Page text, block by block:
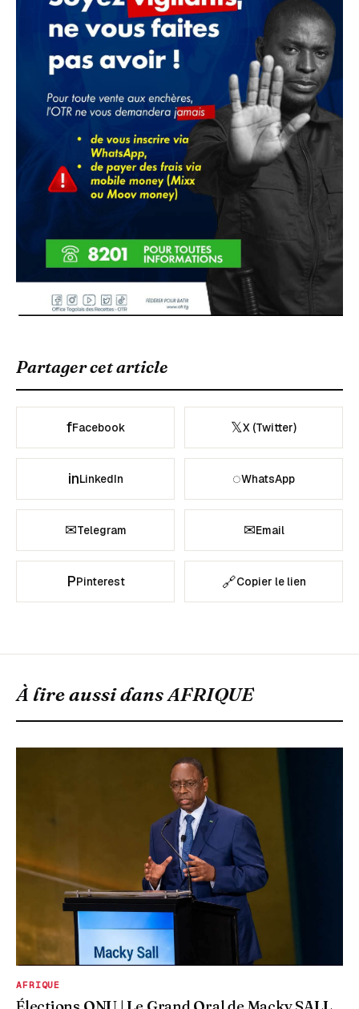
Partager cet article
fFacebook 𝕏X (Twitter)
inLinkedIn ◌WhatsApp
✉Telegram ✉Email
PPinterest 🔗Copier le lien
À lire aussi dansAFRIQUE
AFRIQUE